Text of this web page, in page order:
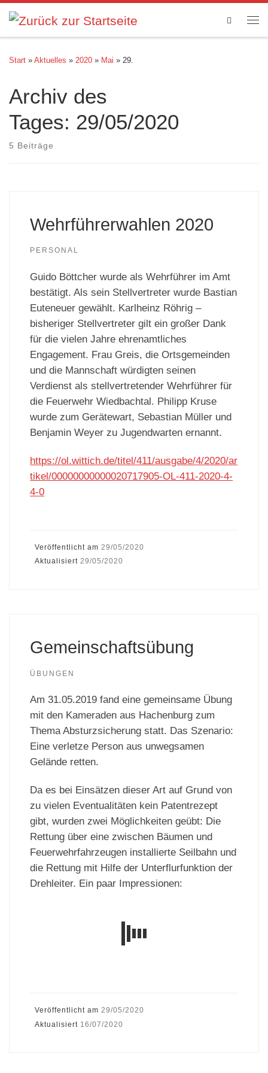
Zum Inhalt springen
Search
Start » Aktuelles » 2020 » Mai » 29.
Archiv des
Tages: 29/05/2020
5 Beiträge
Wehrführerwahlen 2020
PERSONAL
Guido Böttcher wurde als Wehrführer im Amt
bestätigt. Als sein Stellvertreter wurde Bastian
Euteneuer gewählt. Karlheinz Röhrig –
bisheriger Stellvertreter gilt ein großer Dank
für die vielen Jahre ehrenamtliches
Engagement. Frau Greis, die Ortsgemeinden
und die Mannschaft würdigten seinen
Verdienst als stellvertretender Wehrführer für
die Feuerwehr Wiedbachtal. Philipp Kruse
wurde zum Gerätewart, Sebastian Müller und
Benjamin Weyer zu Jugendwarten ernannt.
https://ol.wittich.de/titel/411/ausgabe/4/2020/ar
tikel/00000000000020717905-OL-411-2020-4-
4-0
Veröffentlicht am 29/05/2020
Aktualisiert 29/05/2020
Gemeinschaftsübung
ÜBUNGEN
Am 31.05.2019 fand eine gemeinsame Übung
mit den Kameraden aus Hachenburg zum
Thema Absturzsicherung statt. Das Szenario:
Eine verletze Person aus unwegsamen
Gelände retten.
Da es bei Einsätzen dieser Art auf Grund von
zu vielen Eventualitäten kein Patentrezept
gibt, wurden zwei Möglichkeiten geübt: Die
Rettung über eine zwischen Bäumen und
Feuerwehrfahrzeugen installierte Seilbahn und
die Rettung mit Hilfe der Unterflurfunktion der
Drehleiter. Ein paar Impressionen:
Veröffentlicht am 29/05/2020
Aktualisiert 16/07/2020